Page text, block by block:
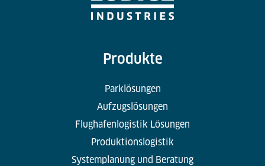
Produkte
Parklösungen
Aufzugslösungen
Flughafenlogistik Lösungen
Produktionslogistik
Systemplanung und Beratung